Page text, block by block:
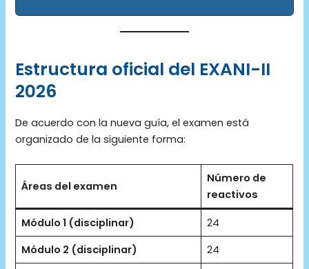
Estructura oficial del EXANI-II
2026
De acuerdo con la nueva guía, el examen está
organizado de la siguiente forma:
Áreas del examen
Número de
reactivos
Módulo 1 (disciplinar)
24
Módulo 2 (disciplinar)
24